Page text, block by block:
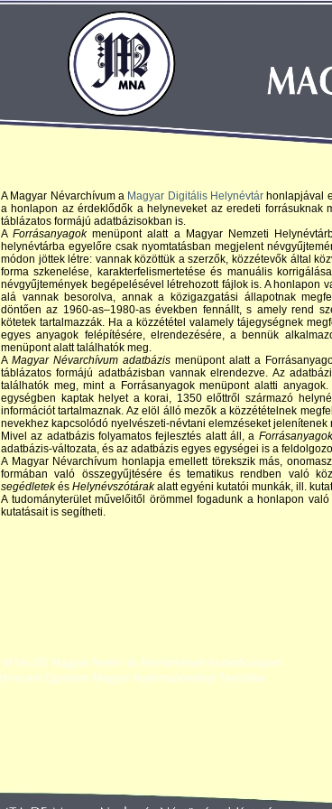
A Magyar Névarchívum a Magyar Digitális Helynévtár honlapjával
a honlapon az érdeklődők a helyneveket az eredeti forrásuknak
táblázatos formájú adatbázisokban is.
AForrásanyagokmenüpont alatt a Magyar Nemzeti
helynévtárba egyelőre csak nyomtatásban megjelent
módon jöttek létre: vannak közöttük a szerzők, közzétevők által
forma szkenelése, karakterfelismertetése és manuális
névgyűjtemények begépelésével létrehozott fájlok is. A honlapon
alá vannak besorolva, annak a közigazgatási állapotnak
döntően az 1960-as–1980-as években fennállt, s amely rend
kötetek tartalmazzák. Ha a közzététel valamely tájegységnek
egyes anyagok felépítésére, elrendezésére, a bennük
menüpont alatt találhatók meg.
A Magyar Névarchívum adatbázis menüpont alatt a
táblázatos formájú adatbázisban vannak elrendezve. Az
találhatók meg, mint a Forrásanyagok menüpont alatti
egységben kaptak helyet a korai, 1350 előttről származó
információt tartalmaznak. Az elöl álló mezők a közzétételnek
nevekhez kapcsolódó nyelvészeti-névtani elemzéseket jelenítenek
Mivel az adatbázis folyamatos fejlesztés alatt áll, a Forrásanyagok
adatbázis-változata, és az adatbázis egyes egységei is a
A Magyar Névarchívum honlapja emellett törekszik más,
formában való összegyűjtésére és tematikus rendben való
segédletekés Helynévszótárakalatt egyéni kutatói munkák, ill.
A tudományterület művelőitől örömmel fogadunk a honlapon
kutatásait is segítheti.